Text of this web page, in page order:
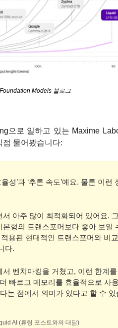
Models 블로그
으로 일하고 있는 Maxime
접 물어봤습니다:
성’과 ‘추론 속도’예요. 물론 이런
아주 많이 최적화되어 있어요.
형의 트랜스포머보다 좋아 보일
용된 현대적인 트랜스포머와 비
다.
벤치마킹을 거쳤고, 이런 한계
빠르고 메모리를 효율적으로 사
는 점에서 의미가 있다고 할 수 있
AI (튜링 포스트와의 대담)